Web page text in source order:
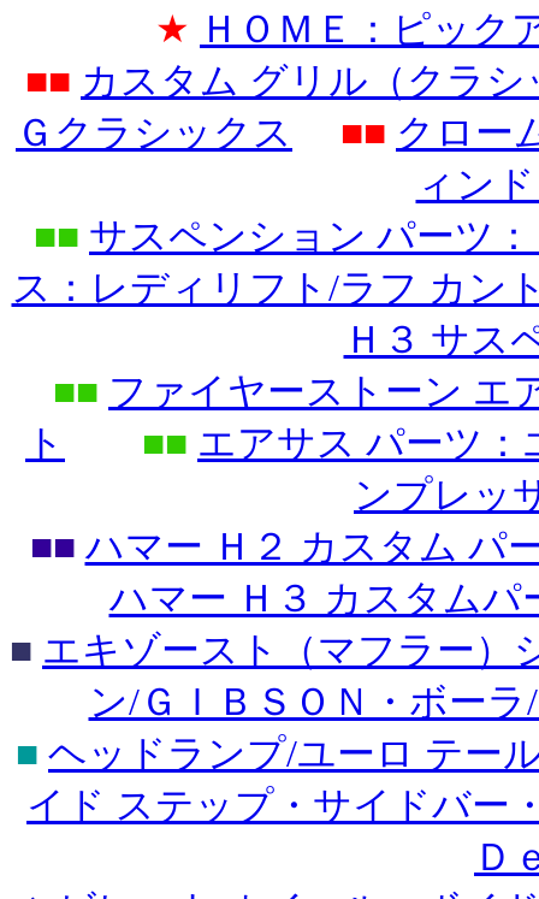
★ ＨＯＭＥ：ピック
■■ カスタム グリル（クラ
Ｇクラシックス
■■ クロー
ィン
■■ サスペンション パーツ
ス：レディリフト/ラフ カン
Ｈ３ サス
■■ ファイヤーストーン エ
ト
■■ エアサス パーツ
ンプレッ
■■ ハマー Ｈ２ カスタム パ
ハマー Ｈ３ カスタム
■ エキゾースト（マフラー）
ン/ＧＩＢＳＯＮ・ボー
■ ヘッドランプ/ユーロ テー
イド ステップ・サイドバー
Ｄ